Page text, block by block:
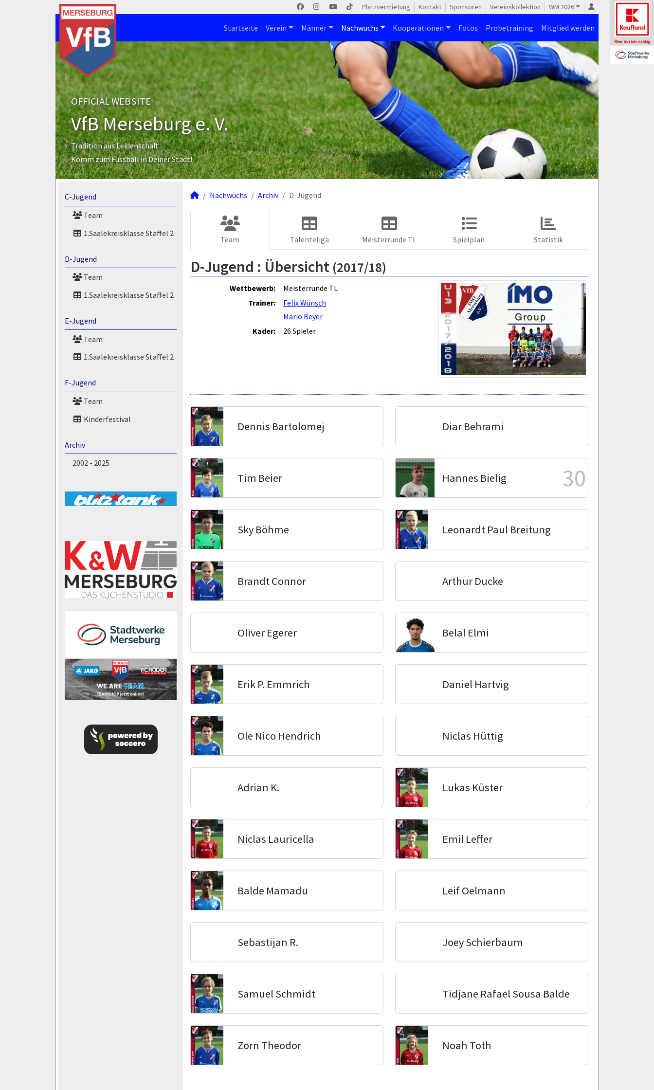
Platzvermietung Kontakt Sponsoren Vereinskollektion WM 2026
Startseite Verein Männer Nachwuchs Kooperationen Fotos Probetraining Mitglied werden
OFFICIAL WEBSITE
VfB Merseburg e. V.
Tradition aus Leidenschaft
Komm zum Fussball in Deiner Stadt!
C-Jugend
Team
1.Saalekreisklasse Staffel 2
D-Jugend
Team
1.Saalekreisklasse Staffel 2
E-Jugend
Team
1.Saalekreisklasse Staffel 2
F-Jugend
Team
Kinderfestival
Archiv
2002 - 2025
Nachwuchs Archiv D-Jugend
Team Talenteliga Meisterrunde TL Spielplan Statistik
D-Jugend : Übersicht (2017/18)
Wettbewerb:
Meisterrunde TL
Trainer:
Felix Wünsch
Mario Beyer
Kader:
26 Spieler
Dennis Bartolomej Diar Behrami
Tim Beier Hannes Bielig 30
Sky Böhme Leonardt Paul Breitung
Brandt Connor Arthur Ducke
Oliver Egerer Belal Elmi
Erik P. Emmrich Daniel Hartvig
Ole Nico Hendrich Niclas Hüttig
Adrian K. Lukas Küster
Niclas Lauricella Emil Leffer
Balde Mamadu Leif Oelmann
Sebastijan R. Joey Schierbaum
Samuel Schmidt Tidjane Rafael Sousa Balde
Zorn Theodor Noah Toth